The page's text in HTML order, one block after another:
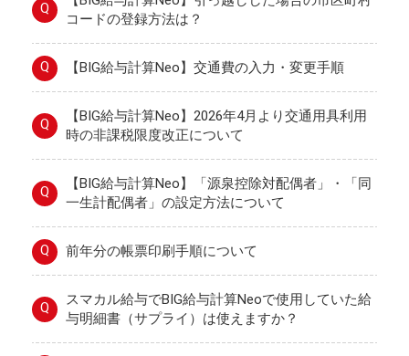
Q
コードの登録方法は？
Q 【BIG給与計算Neo】交通費の入力・変更手順
Q
【BIG給与計算Neo】2026年4月より交通用具利用
時の非課税限度改正について
Q
【BIG給与計算Neo】「源泉控除対配偶者」・「同
一生計配偶者」の設定方法について
Q 前年分の帳票印刷手順について
Q
スマカル給与でBIG給与計算Neoで使用していた給
与明細書（サプライ）は使えますか？